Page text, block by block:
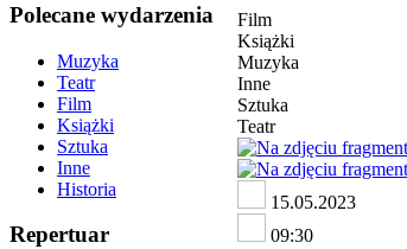
Polecane wydarzenia
Muzyka
Teatr
Film
Książki
Sztuka
Inne
Historia
Repertuar
Film
Książki
Muzyka
Inne
Sztuka
Teatr
15.05.2023
09:30